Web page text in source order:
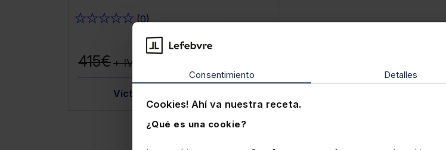
Consentimiento Detalles
Cookies! Ahí va nuestra receta.
¿Qué es una cookie?
★★★★★ (0)
415€+ IVA 332€
Víctor Almonacid Lamelas